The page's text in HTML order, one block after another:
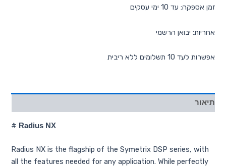
זמן אספקה: עד 10 ימי עסקים
אחריות: יבואן הרשמי
אפשרות לעד 10 תשלומים ללא ריבית
תיאור
# Radius NX
Radius NX is the flagship of the Symetrix DSP series, with
all the features needed for any application. While perfectly